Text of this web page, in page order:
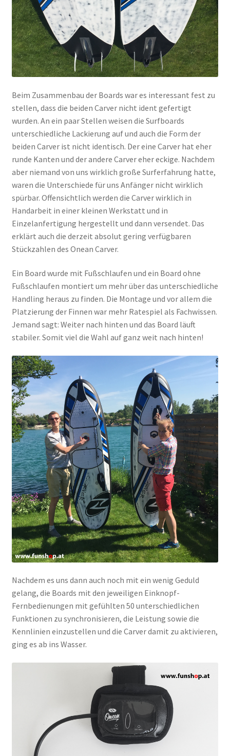
Beim Zusammenbau der Boards war es interessant fest zu
stellen, dass die beiden Carver nicht ident gefertigt
wurden. An ein paar Stellen weisen die Surfboards
unterschiedliche Lackierung auf und auch die Form der
beiden Carver ist nicht identisch. Der eine Carver hat eher
runde Kanten und der andere Carver eher eckige. Nachdem
aber niemand von uns wirklich große Surferfahrung hatte,
waren die Unterschiede für uns Anfänger nicht wirklich
spürbar. Offensichtlich werden die Carver wirklich in
Handarbeit in einer kleinen Werkstatt und in
Einzelanfertigung hergestellt und dann versendet. Das
erklärt auch die derzeit absolut gering verfügbaren
Stückzahlen des Onean Carver.
Ein Board wurde mit Fußschlaufen und ein Board ohne
Fußschlaufen montiert um mehr über das unterschiedliche
Handling heraus zu finden. Die Montage und vor allem die
Platzierung der Finnen war mehr Ratespiel als Fachwissen.
Jemand sagt: Weiter nach hinten und das Board läuft
stabiler. Somit viel die Wahl auf ganz weit nach hinten!
Nachdem es uns dann auch noch mit ein wenig Geduld
gelang, die Boards mit den jeweiligen Einknopf-
Fernbedienungen mit gefühlten 50 unterschiedlichen
Funktionen zu synchronisieren, die Leistung sowie die
Kennlinien einzustellen und die Carver damit zu aktivieren,
ging es ab ins Wasser.